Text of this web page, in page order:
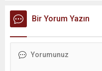
inceleme ve arama
Bir Yorum Yazın